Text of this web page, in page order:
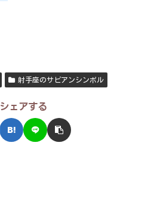
射手座のサビアンシンボル
シェアする